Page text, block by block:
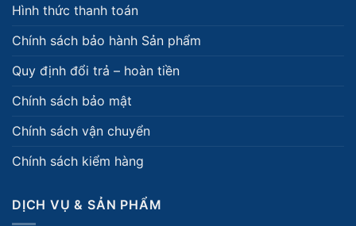
Hình thức thanh toán
Chính sách bảo hành Sản phẩm
Quy định đổi trả – hoàn tiền
Chính sách bảo mật
Chính sách vận chuyển
Chính sách kiểm hàng
DỊCH VỤ & SẢN PHẨM